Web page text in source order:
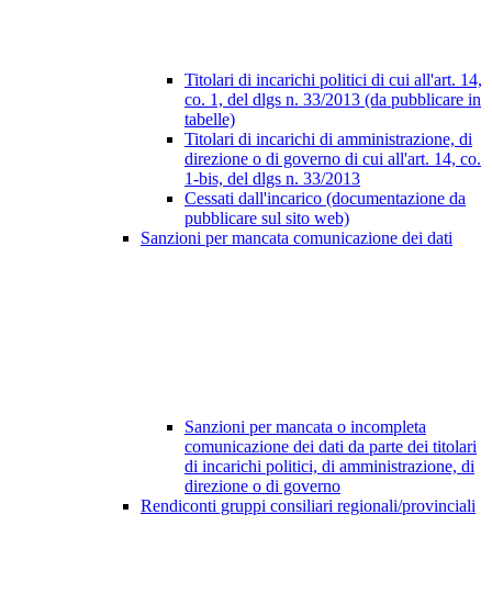
Titolari di incarichi politici di cui all'art. 14,
co. 1, del dlgs n. 33/2013 (da pubblicare in
tabelle)
Titolari di incarichi di amministrazione, di
direzione o di governo di cui all'art. 14, co.
1-bis, del dlgs n. 33/2013
Cessati dall'incarico (documentazione da
pubblicare sul sito web)
Sanzioni per mancata comunicazione dei dati
Sanzioni per mancata o incompleta
comunicazione dei dati da parte dei titolari
di incarichi politici, di amministrazione, di
direzione o di governo
Rendiconti gruppi consiliari regionali/provinciali